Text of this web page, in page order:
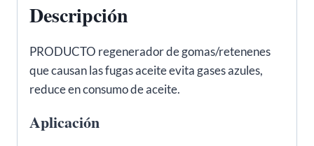
Descripción
PRODUCTO regenerador de gomas/retenenes
que causan las fugas aceite evita gases azules,
reduce en consumo de aceite.
Apli­ca­ción